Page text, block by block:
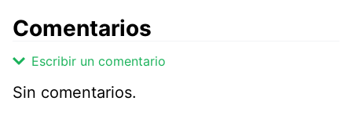
Comentarios
Escribir un comentario
Sin comentarios.